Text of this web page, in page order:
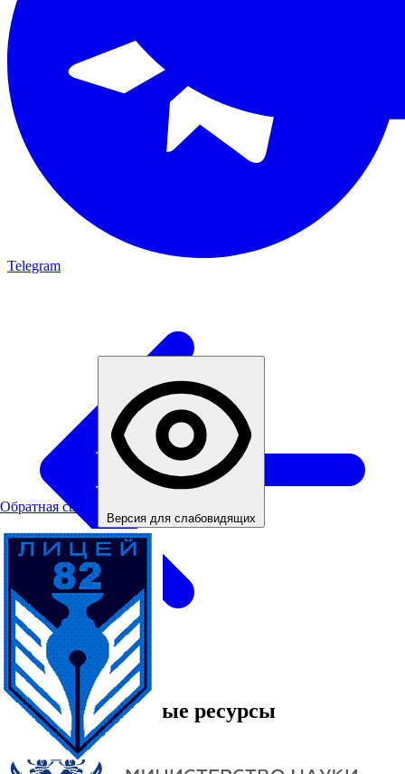
Обратная связь
Версия для слабовидящих
Telegram
Все новости
Информационные ресурсы